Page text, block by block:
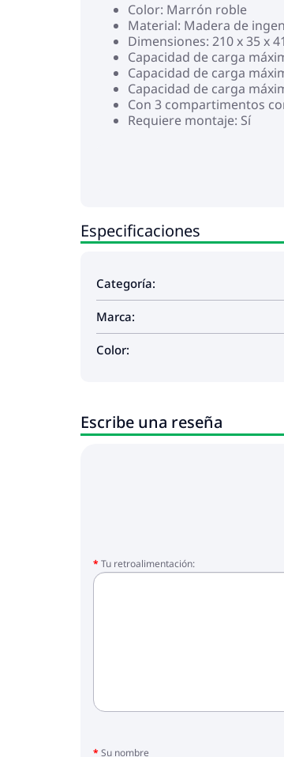
Color: Marrón roble
Material: Madera de
Dimensiones: 210 x 35 x
Capacidad de carga
Capacidad de carga
Capacidad de carga
Con 3 compartimentos
Requiere montaje: Sí
Especificaciones
Categoría:
Marca:
Color:
Escribe una reseña
Tu retroalimentación:
Su nombre